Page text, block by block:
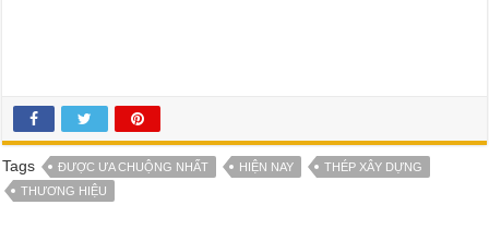
Tags ĐƯỢC ƯA CHUỘNG NHẤT HIỆN NAY
THÉP XÂY DỰNG
THƯƠNG HIỆU